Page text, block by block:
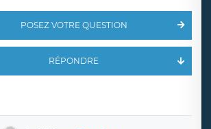
POSEZ VOTRE QUESTION
RÉPONDRE